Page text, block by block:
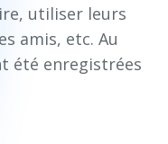
utiliser leurs
amis, etc. Au
été enregistrées